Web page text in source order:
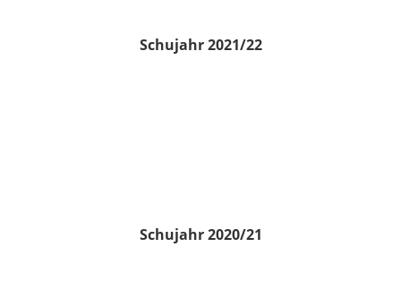
Schujahr 2021/22
Schujahr 2020/21